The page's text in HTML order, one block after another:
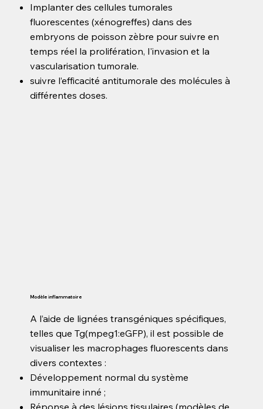
Implanter des cellules tumorales
fluorescentes (xénogreffes) dans des
embryons de poisson zèbre pour suivre en
temps réel la prolifération, l'invasion et la
vascularisation tumorale.
suivre l’efficacité antitumorale des molécules à
différentes doses.
Modèle inflammatoire
A l’aide de lignées transgéniques spécifiques,
telles que Tg(mpeg1:eGFP), il est possible de
visualiser les macrophages fluorescents dans
divers contextes :
Développement normal du système
immunitaire inné ;
Réponse à des lésions tissulaires (modèles de